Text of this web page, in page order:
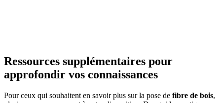
Ressources supplémentaires pour
approfondir vos connaissances
Pour ceux qui souhaitent en savoir plus sur la pose de fibre de bois,